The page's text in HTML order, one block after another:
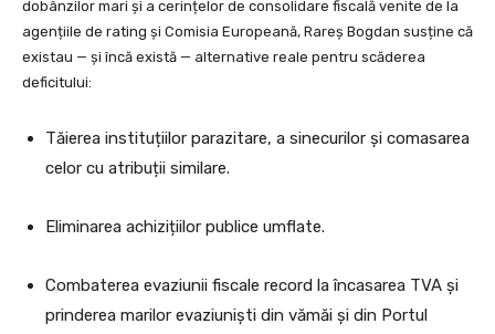
dobânzilor mari și a cerințelor de consolidare fiscală venite de la
agențiile de rating și Comisia Europeană, Rareș Bogdan susține că
existau — și încă există — alternative reale pentru scăderea
deficitului:
Tăierea instituțiilor parazitare, a sinecurilor și comasarea
celor cu atribuții similare.
Eliminarea achizițiilor publice umflate.
Combaterea evaziunii fiscale record la încasarea TVA și
prinderea marilor evaziuniști din vămăi și din Portul